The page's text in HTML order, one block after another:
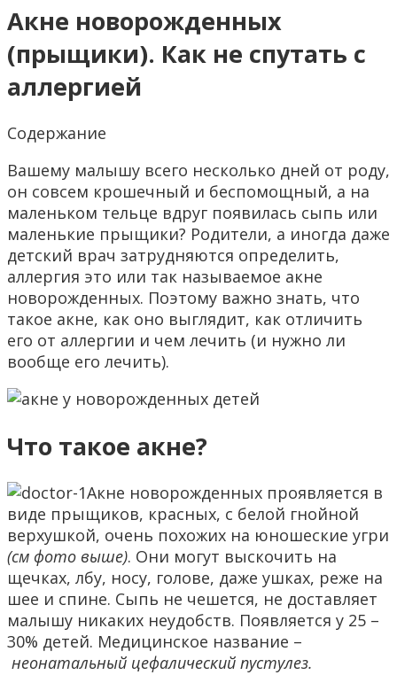
Акне новорожденных
(прыщики). Как не спутать с
аллергией
Содержание
Вашему малышу всего несколько дней от роду,
он совсем крошечный и беспомощный, а на
маленьком тельце вдруг появилась сыпь или
маленькие прыщики? Родители, а иногда даже
детский врач затрудняются определить,
аллергия это или так называемое акне
новорожденных. Поэтому важно знать, что
такое акне, как оно выглядит, как отличить
его от аллергии и чем лечить (и нужно ли
вообще его лечить).
Что такое акне?
Акне новорожденных проявляется в
виде прыщиков, красных, с белой гнойной
верхушкой, очень похожих на юношеские угри
(см фото выше). Они могут выскочить на
щечках, лбу, носу, голове, даже ушках, реже на
шее и спине. Сыпь не чешется, не доставляет
малышу никаких неудобств. Появляется у 25 –
30% детей. Медицинское название –
неонатальный цефалический пустулез.